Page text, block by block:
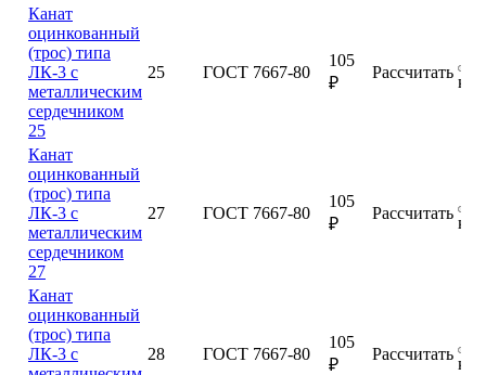
Канат
оцинкованный
(трос) типа
ЛК-3 с
металлическим
сердечником
25
25 ГОСТ 7667-80
105
₽
Рассчитать
Канат
оцинкованный
(трос) типа
ЛК-3 с
металлическим
сердечником
27
27 ГОСТ 7667-80
105
₽
Рассчитать
Канат
оцинкованный
(трос) типа
ЛК-3 с
28 ГОСТ 7667-80
105
₽
Рассчитать